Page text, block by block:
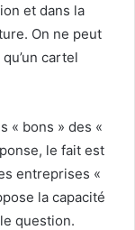
et dans la
On ne peut
cartel
« bons » des «
le fait est
entreprises «
la capacité
question.